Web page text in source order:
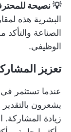
💡 نصيحة
البشرية هذه
الصناعة
الوظيفي.
تعزيز
عندما تستثمر
يشعرون بالتقدير
زيادة المشاركة.